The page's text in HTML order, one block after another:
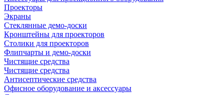
Проекторы
Экраны
Стеклянные демо-доски
Кронштейны для проекторов
Столики для проекторов
Флипчарты и демо-доски
Чистящие средства
Чистящие средства
Антисептические средства
Офисное оборудование и аксессуары